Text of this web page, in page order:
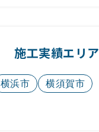
施工実績エリア
横浜市 横須賀市